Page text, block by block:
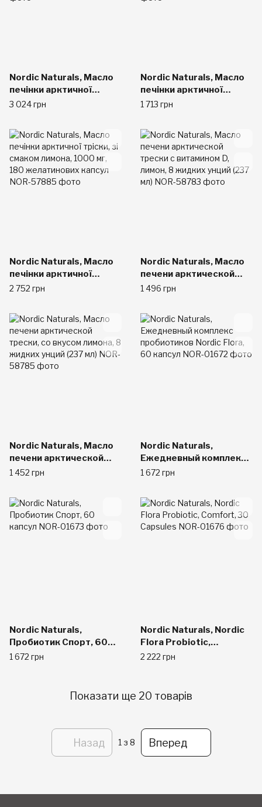
Nordic Naturals, Масло
печінки арктичної
тріски, зі смаком
унцій (473 мл)
3 024 грн
Nordic Naturals, Масло
печінки арктичної
тріски, зі смаком
(237 мл)
1 713 грн
Nordic Naturals, Масло
печінки арктичної
тріски, зі смаком
желатинових капсул
2 752 грн
Nordic Naturals, Масло
печени арктической
трески с витамином D,
(237 мл)
1 496 грн
Nordic Naturals, Масло
печени арктической
трески, со вкусом
(237 мл)
1 452 грн
Nordic Naturals,
Ежедневный комплекс
пробиотиков Nordic
1 672 грн
Nordic Naturals,
Пробиотик Спорт, 60
капсул
1 672 грн
Nordic Naturals, Nordic
Flora Probiotic,
Comfort, 30 Capsules
2 222 грн
Показати ще 20 товарів
Назад 1 з 8 Вперед